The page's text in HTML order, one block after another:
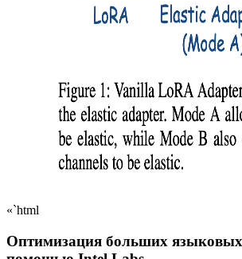
«`html
Оптимизация больших языковых